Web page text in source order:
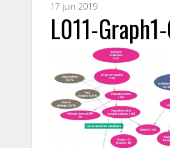
17 juin 2019
L011-